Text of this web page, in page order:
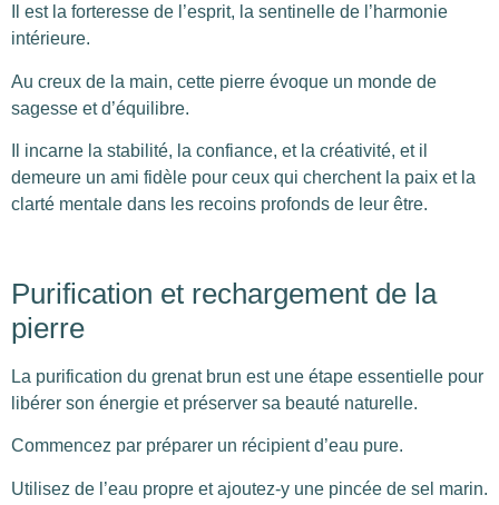
Il est la forteresse de l’esprit, la sentinelle de l’harmonie
intérieure.
Au creux de la main, cette pierre évoque un monde de
sagesse et d’équilibre.
Il incarne la stabilité, la confiance, et la créativité, et il
demeure un ami fidèle pour ceux qui cherchent la paix et la
clarté mentale dans les recoins profonds de leur être.
Purification et rechargement de la
pierre
La purification du grenat brun est une étape essentielle pour
libérer son énergie et préserver sa beauté naturelle.
Commencez par préparer un récipient d’eau pure.
Utilisez de l’eau propre et ajoutez-y une pincée de sel marin.